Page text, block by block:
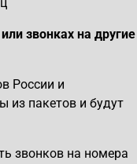
звонках на другие
России и
из пакетов и будут
звонков на номера